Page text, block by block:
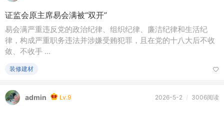
证监会原主席易会满被“双开”
易会满严重违反党的政治纪律、组织纪律、廉洁纪律和生活纪
律，构成严重职务违法并涉嫌受贿犯罪，且在党的十八大后不收
敛、不收手 ...
装修建材
admin Lv.9 2026-5-2 / 3006阅读